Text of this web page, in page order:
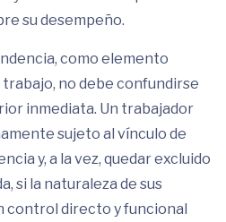
su desempeño.
como elemento
no debe confundirse
inmediata. Un trabajador
sujeto al vínculo de
y, a la vez, quedar excluido
si la naturaleza de sus
control directo y funcional